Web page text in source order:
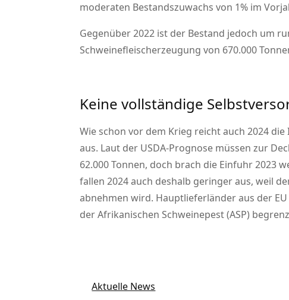
moderaten Bestandszuwachs von 1% im
Gegenüber 2022 ist der Bestand jedoch um
Schweinefleischerzeugung von 670.000
Keine vollständige
Wie schon vor dem Krieg reicht auch 2024
aus. Laut der USDA-Prognose müssen zur
62.000 Tonnen, doch brach die Einfuhr 2023
fallen 2024 auch deshalb geringer aus, weil
abnehmen wird. Hauptlieferländer aus der
der Afrikanischen Schweinepest (ASP)
Aktuelle News